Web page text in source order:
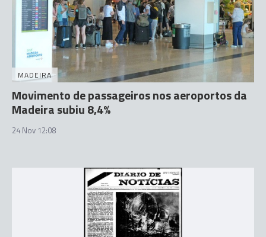
MADEIRA
Movimento de passageiros nos aeroportos da
Madeira subiu 8,4%
24 Nov 12:08